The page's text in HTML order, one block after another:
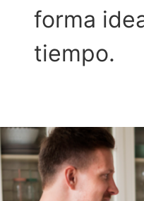
forma
tiempo.